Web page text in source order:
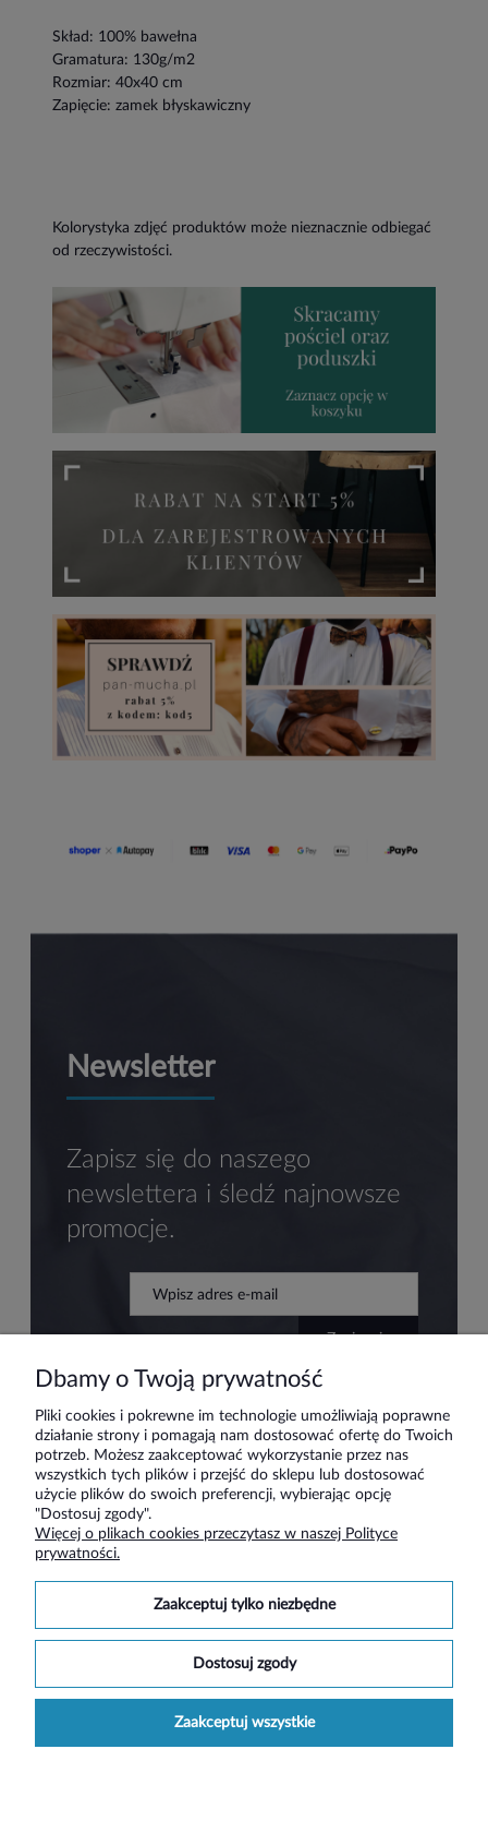
Skład: 100% bawełna
Gramatura: 130g/m2
Rozmiar: 40x40 cm
Zapięcie: zamek błyskawiczny
Kolorystyka zdjęć produktów może nieznacznie odbiegać
od rzeczywistości.
Newsletter
Zapisz się do naszego
newslettera i śledź najnowsze
promocje.
zapisz się
Pomoc
O nas
Social media
Dbamy o Twoją prywatność
Pliki cookies i pokrewne im technologie umożliwiają poprawne
działanie strony i pomagają nam dostosować ofertę do Twoich
potrzeb. Możesz zaakceptować wykorzystanie przez nas
wszystkich tych plików i przejść do sklepu lub dostosować
użycie plików do swoich preferencji, wybierając opcję
"Dostosuj zgody".
Więcej o plikach cookies przeczytasz w naszej Polityce
prywatności.
zaakceptuj tylko niezbędne
dostosuj zgody
zaakceptuj wszystkie